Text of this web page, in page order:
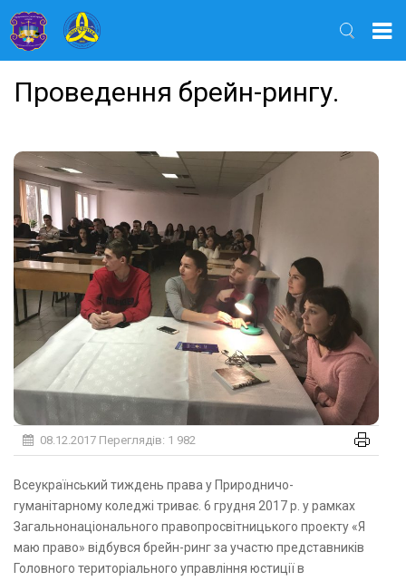
Проведення брейн-рингу.
08.12.2017 Переглядів: 1 982
Всеукраїнський тиждень права у Природничо-
гуманітарному коледжі триває. 6 грудня 2017 р. у рамках
Загальнонаціонального правопросвітницького проекту «Я
маю право» відбувся брейн-ринг за участю представників
Головного територіального управління юстиції в